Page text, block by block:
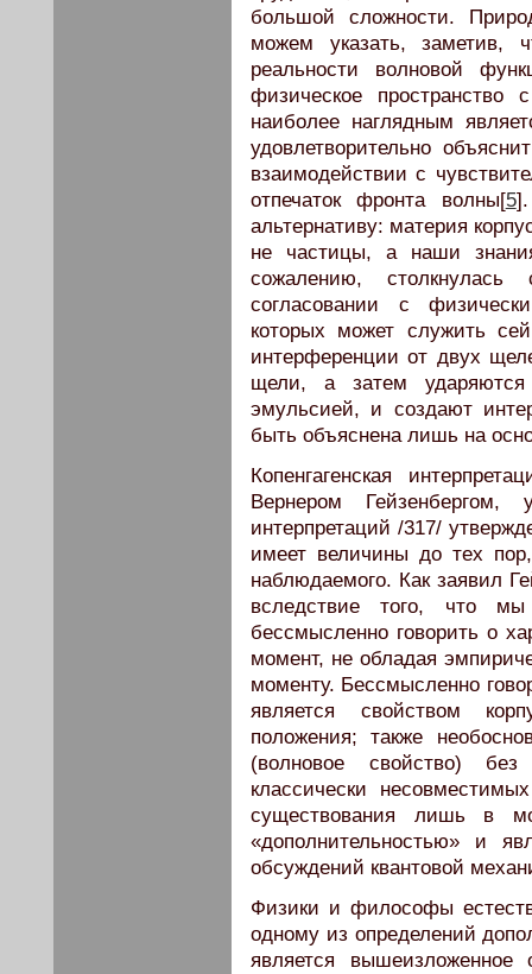
большой сложности.
можем указать, заметив,
реальности волновой
физическое пространство
наиболее наглядным
удовлетворительно
взаимодействии с
отпечаток фронта волны[5
альтернативу: материя
не частицы, а наши
сожалению,
согласовании с
которых может служить
интерференции от двух
щели, а затем ударяются
эмульсией, и создают
быть объяснена лишь на
Копенгагенская
Вернером Гейзенбергом,
интерпретаций /317/
имеет величины до тех
наблюдаемого. Как заявил
вследствие того, что
бессмысленно говорить о
момент, не обладая
моменту. Бессмысленно
является свойством
положения; также
(волновое свойство)
классически
существования лишь в
«дополнительностью» и
обсуждений квантовой
Физики и философы
одному из определений
является вышеизложенное